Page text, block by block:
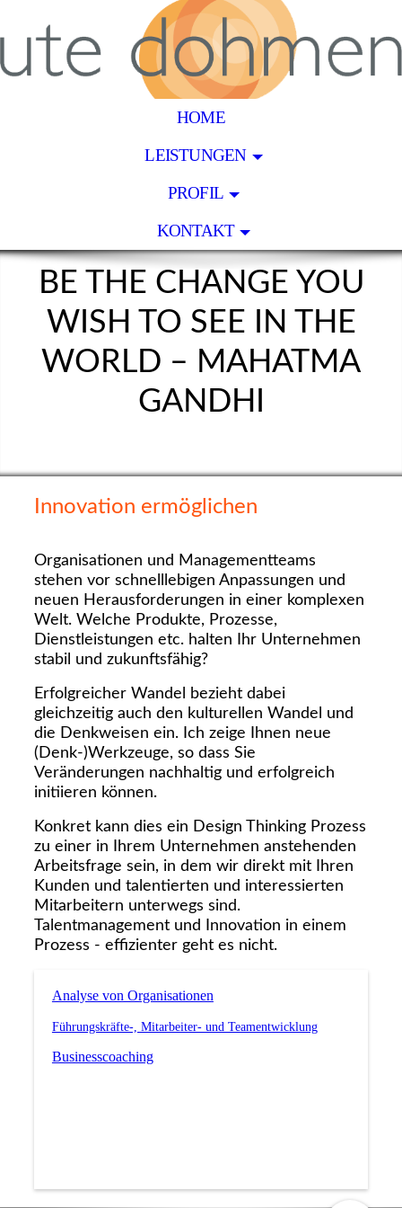
HOME
LEISTUNGEN
PROFIL
KONTAKT
BE THE CHANGE YOU
WISH TO SEE IN THE
WORLD – MAHATMA
GANDHI
Innovation ermöglichen
Organisationen und Managementteams
stehen vor schnelllebigen Anpassungen und
neuen Herausforderungen in einer komplexen
Welt. Welche Produkte, Prozesse,
Dienstleistungen etc. halten Ihr Unternehmen
stabil und zukunftsfähig?
Erfolgreicher Wandel bezieht dabei
gleichzeitig auch den kulturellen Wandel und
die Denkweisen ein. Ich zeige Ihnen neue
(Denk-)Werkzeuge, so dass Sie
Veränderungen nachhaltig und erfolgreich
initiieren können.
Konkret kann dies ein Design Thinking Prozess
zu einer in Ihrem Unternehmen anstehenden
Arbeitsfrage sein, in dem wir direkt mit Ihren
Kunden und talentierten und interessierten
Mitarbeitern unterwegs sind.
Talentmanagement und Innovation in einem
Prozess - effizienter geht es nicht.
Analyse von Organisationen
Führungskräfte-, Mitarbeiter- und Teamentwicklung
Businesscoaching